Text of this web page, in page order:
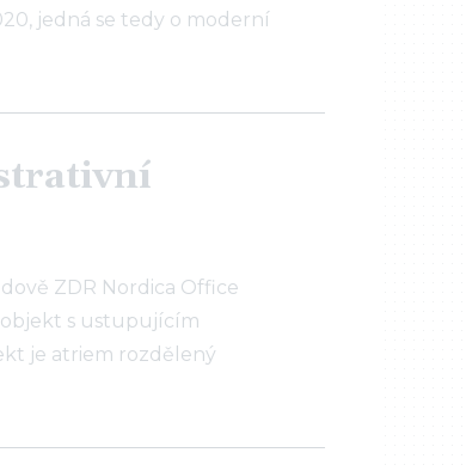
jedná se tedy o moderní
ZDR Nordica Office
objekt s ustupujícím
je atriem rozdělený